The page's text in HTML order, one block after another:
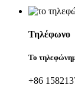
Τηλέφωνο
Το
+86